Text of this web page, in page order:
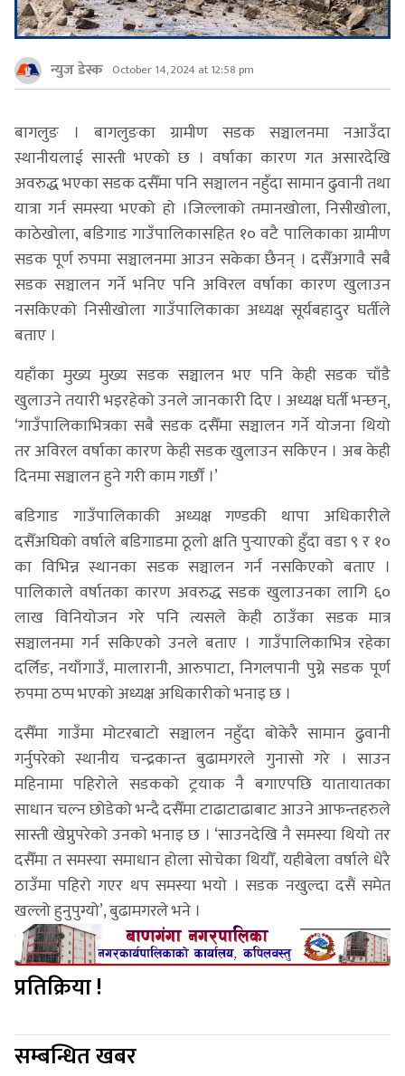
न्युज डेस्क October 14, 2024 at 12:58 pm
बागलुङ । बागलुङका ग्रामीण सडक सञ्चालनमा नआउँदा
स्थानीयलाई सास्ती भएको छ । वर्षाका कारण गत असारदेखि
अवरुद्ध भएका सडक दसैँमा पनि सञ्चालन नहुँदा सामान ढुवानी तथा
यात्रा गर्न समस्या भएको हो ।जिल्लाको तमानखोला, निसीखोला,
काठेखोला, बडिगाड गाउँपालिकासहित १० वटै पालिकाका ग्रामीण
सडक पूर्ण रुपमा सञ्चालनमा आउन सकेका छैनन् । दसैँअगावै सबै
सडक सञ्चालन गर्ने भनिए पनि अविरल वर्षाका कारण खुलाउन
नसकिएको निसीखोला गाउँपालिकाका अध्यक्ष सूर्यबहादुर घर्तीले
बताए ।
यहाँका मुख्य मुख्य सडक सञ्चालन भए पनि केही सडक चाँडै
खुलाउने तयारी भइरहेको उनले जानकारी दिए । अध्यक्ष घर्ती भन्छन्,
‘गाउँपालिकाभित्रका सबै सडक दसैँमा सञ्चालन गर्ने योजना थियो
तर अविरल वर्षाका कारण केही सडक खुलाउन सकिएन । अब केही
दिनमा सञ्चालन हुने गरी काम गर्छौं ।’
बडिगाड गाउँपालिकाकी अध्यक्ष गण्डकी थापा अधिकारीले
दसैँअघिको वर्षाले बडिगाडमा ठूलो क्षति पुर्‍याएको हुँदा वडा ९ र १०
का विभिन्न स्थानका सडक सञ्चालन गर्न नसकिएको बताए ।
पालिकाले वर्षातका कारण अवरुद्ध सडक खुलाउनका लागि ६०
लाख विनियोजन गरे पनि त्यसले केही ठाउँका सडक मात्र
सञ्चालनमा गर्न सकिएको उनले बताए । गाउँपालिकाभित्र रहेका
दर्लिङ, नयाँगाउँ, मालारानी, आरुपाटा, निगलपानी पुग्ने सडक पूर्ण
रुपमा ठप्प भएको अध्यक्ष अधिकारीको भनाइ छ ।
दसैँमा गाउँमा मोटरबाटो सञ्चालन नहुँदा बोकेरै सामान ढुवानी
गर्नुपरेको स्थानीय चन्द्रकान्त बुढामगरले गुनासो गरे । साउन
महिनामा पहिरोले सडकको ट्रयाक नै बगाएपछि यातायातका
साधान चल्न छोडेको भन्दै दसैँमा टाढाटाढाबाट आउने आफन्तहरुले
सास्ती खेप्नुपरेको उनको भनाइ छ । ‘साउनदेखि नै समस्या थियो तर
दसैँमा त समस्या समाधान होला सोचेका थियौँ, यहीबेला वर्षाले धेरै
ठाउँमा पहिरो गएर थप समस्या भयो । सडक नखुल्दा दसैं समेत
खल्लो हुनुपुग्यो’, बुढामगरले भने ।
प्रतिक्रिया !
सम्बन्धित खबर